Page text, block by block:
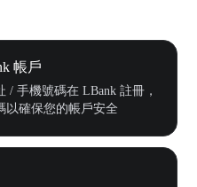
帳戶
/ 手機號碼在 LBank 註冊，
以確保您的帳戶安全